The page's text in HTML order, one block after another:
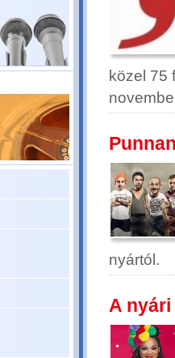
közel 75
nyártól.
A